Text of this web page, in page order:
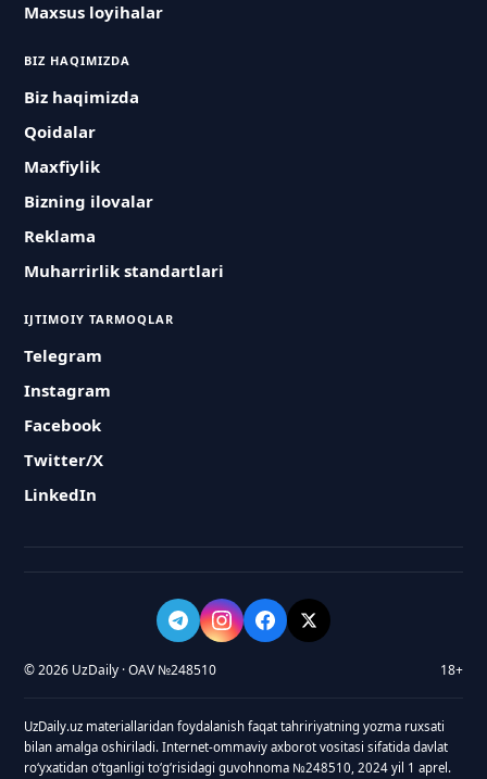
Maxsus loyihalar
BIZ HAQIMIZDA
Biz haqimizda
Qoidalar
Maxfiylik
Bizning ilovalar
Reklama
Muharrirlik standartlari
IJTIMOIY TARMOQLAR
Telegram
Instagram
Facebook
Twitter/X
LinkedIn
© 2026 UzDaily · OAV №248510 18+
UzDaily.uz materiallaridan foydalanish faqat tahririyatning yozma ruxsati
bilan amalga oshiriladi. Internet-ommaviy axborot vositasi sifatida davlat
roʻyxatidan oʻtganligi toʻgʻrisidagi guvohnoma №248510, 2024 yil 1 aprel.